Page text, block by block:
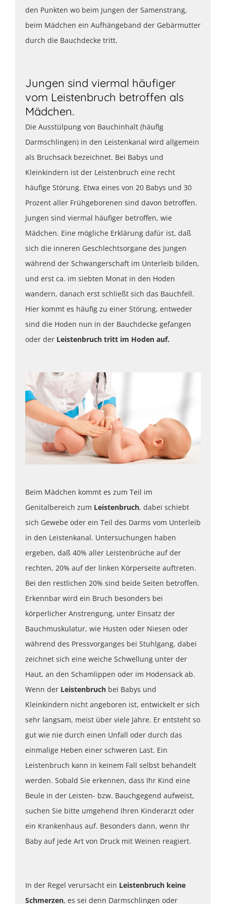
den Punkten wo beim Jungen der Samenstrang,
beim Mädchen ein Aufhängeband der Gebärmutter
durch die Bauchdecke tritt.
Jungen sind viermal häufiger
vom Leistenbruch betroffen als
Mädchen.
Die Ausstülpung von Bauchinhalt (häufig
Darmschlingen) in den Leistenkanal wird allgemein
als Bruchsack bezeichnet. Bei Babys und
Kleinkindern ist der Leistenbruch eine recht
häufige Störung. Etwa eines von 20 Babys und 30
Prozent aller Frühgeborenen sind davon betroffen.
Jungen sind viermal häufiger betroffen, wie
Mädchen. Eine mögliche Erklärung dafür ist, daß
sich die inneren Geschlechtsorgane des Jungen
während der Schwangerschaft im Unterleib bilden,
und erst ca. im siebten Monat in den Hoden
wandern, danach erst schließt sich das Bauchfell.
Hier kommt es häufig zu einer Störung, entweder
sind die Hoden nun in der Bauchdecke gefangen
oder der Leistenbruch tritt im Hoden auf.
Beim Mädchen kommt es zum Teil im
Genitalbereich zum Leistenbruch, dabei schiebt
sich Gewebe oder ein Teil des Darms vom Unterleib
in den Leistenkanal. Untersuchungen haben
ergeben, daß 40% aller Leistenbrüche auf der
rechten, 20% auf der linken Körperseite auftreten.
Bei den restlichen 20% sind beide Seiten betroffen.
Erkennbar wird ein Bruch besonders bei
körperlicher Anstrengung, unter Einsatz der
Bauchmuskulatur, wie Husten oder Niesen oder
während des Pressvorganges bei Stuhlgang, dabei
zeichnet sich eine weiche Schwellung unter der
Haut, an den Schamlippen oder im Hodensack ab.
Wenn der Leistenbruch bei Babys und
Kleinkindern nicht angeboren ist, entwickelt er sich
sehr langsam, meist über viele Jahre. Er entsteht so
gut wie nie durch einen Unfall oder durch das
einmalige Heben einer schweren Last. Ein
Leistenbruch kann in keinem Fall selbst behandelt
werden. Sobald Sie erkennen, dass Ihr Kind eine
Beule in der Leisten- bzw. Bauchgegend aufweist,
suchen Sie bitte umgehend Ihren Kinderarzt oder
ein Krankenhaus auf. Besonders dann, wenn Ihr
Baby auf jede Art von Druck mit Weinen reagiert.
In der Regel verursacht ein Leistenbruch keine
Schmerzen, es sei denn Darmschlingen oder